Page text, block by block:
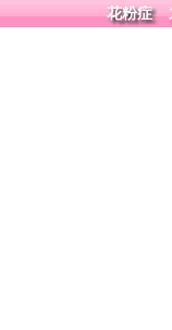
花粉症